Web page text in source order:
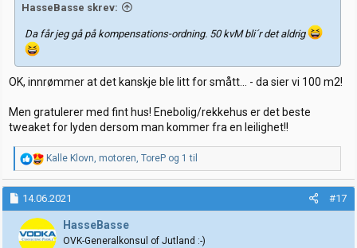
HasseBasse skrev:
Da får jeg gå på kompensations-ordning. 50 kvM bli´r det aldrig
OK, innrømmer at det kanskje ble litt for smått... - da sier vi 100 m2!
Men gratulerer med fint hus! Enebolig/rekkehus er det beste
tweaket for lyden dersom man kommer fra en leilighet!!
R
e
a
k
s
j
o
Kalle Klovn, motoren, ToreP og 1 til
14.06.2021 #17
HasseBasse
OVK-Generalkonsul of Jutland :-)